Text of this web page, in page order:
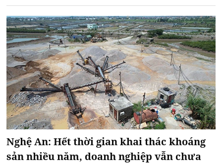
Nghệ An: Hết thời gian khai thác khoáng
sản nhiều năm, doanh nghiệp vẫn chưa